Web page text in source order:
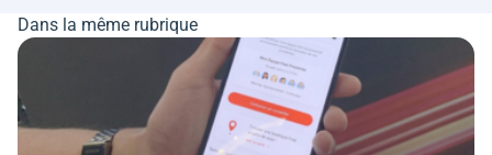
Dans la même rubrique